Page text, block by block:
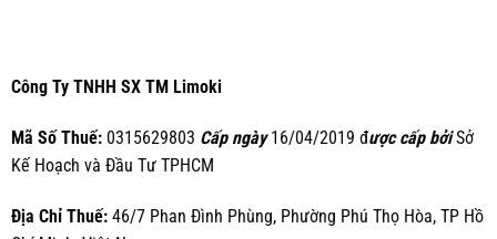
Công Ty TNHH SX TM Limoki
Mã Số Thuế:0315629803 Cấp ngày16/04/2019 được cấp bởiSở
Kế Hoạch và Đầu Tư TPHCM
Địa Chỉ Thuế:46/7 Phan Đình Phùng, Phường Phú Thọ Hòa, TP Hồ